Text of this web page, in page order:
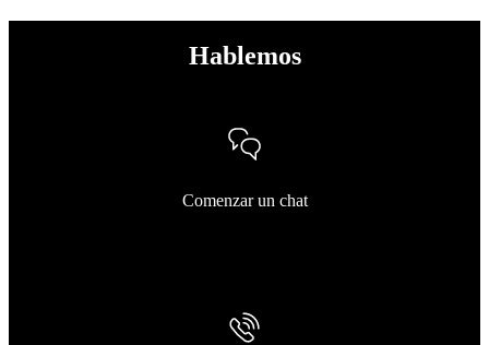
Hablemos
Comenzar un chat